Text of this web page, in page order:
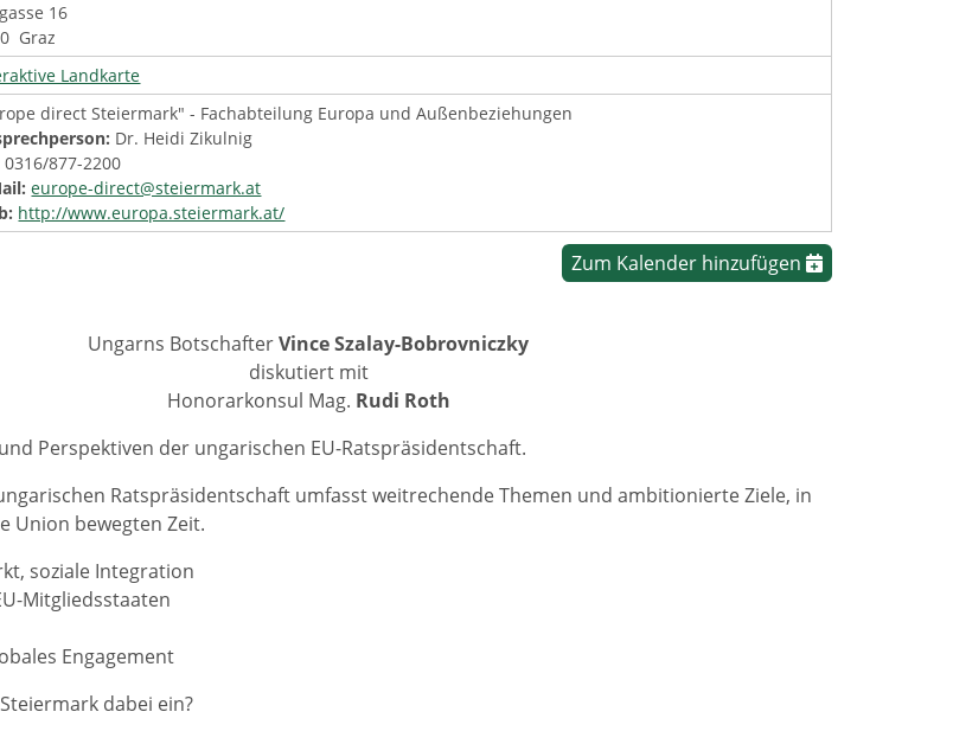
16
Graz
Landkarte
direct Steiermark" - Fachabteilung Europa und Außenbeziehungen
Dr. Heidi Zikulnig
0316/877-2200
europe-direct@steiermark.at
http://www.europa.steiermark.at/
Zum Kalender hinzufügen
Ungarns BotschafterVince Szalay-Bobrovniczky
diskutiert mit
Honorarkonsul Mag. Rudi Roth
Perspektiven der ungarischen EU-Ratspräsidentschaft.
Ratspräsidentschaft umfasst weitrechende Themen und ambitionierte Ziele, in
Union bewegten Zeit.
soziale Integration
Mitgliedsstaaten
Engagement
dabei ein?